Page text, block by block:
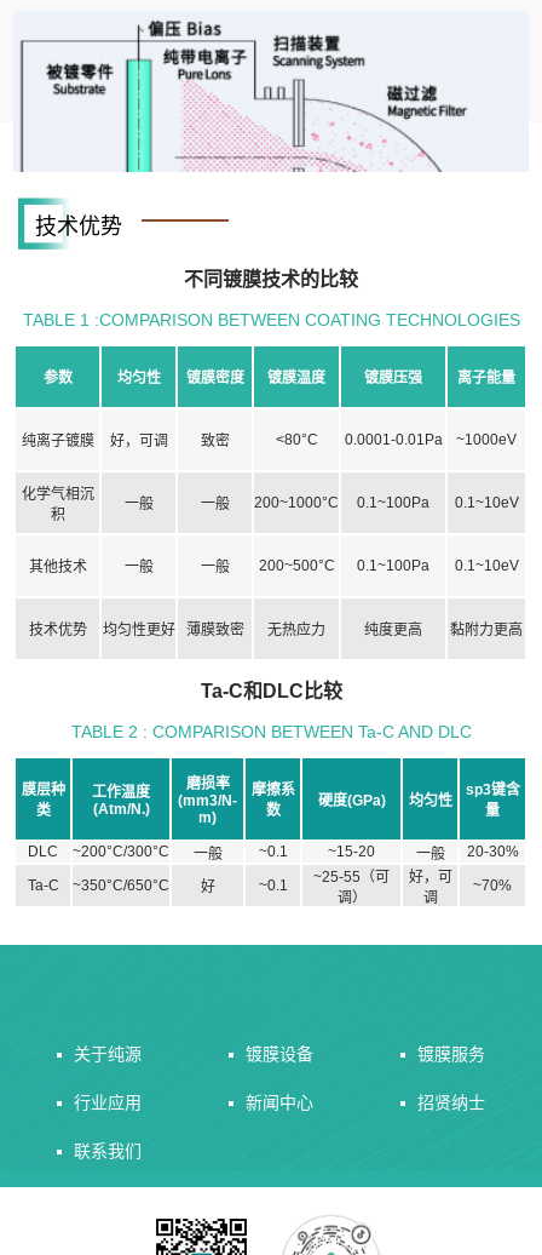
技术优势
不同镀膜技术的比较
TABLE 1 :COMPARISON BETWEEN COATING TECHNOLOGIES
参数 均匀性 镀膜密度 镀膜温度 镀膜压强 离子能量
纯离子镀膜 好，可调 致密 <80°C 0.0001-0.01Pa ~1000eV
化学气相沉
积
一般 一般 200~1000°C 0.1~100Pa 0.1~10eV
其他技术 一般 一般 200~500°C 0.1~100Pa 0.1~10eV
技术优势 均匀性更好 薄膜致密 无热应力 纯度更高 黏附力更高
Ta-C和DLC比较
TABLE 2 : COMPARISON BETWEEN Ta-C AND DLC
膜层种
类
工作温度
(Atm/N.)
磨损率
(mm3/N-
m)
摩擦系
数
硬度(GPa) 均匀性
sp3键含
量
DLC ~200°C/300°C 一般 ~0.1 ~15-20 一般
20-30%
Ta-C
~350°C/650°C 好 ~0.1
~25-55（可
调）
好，可
调
~70%
关于纯源 镀膜设备 镀膜服务
行业应用 新闻中心 招贤纳士
联系我们